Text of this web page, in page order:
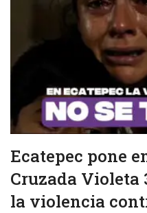
Ecatepec pone
Cruzada Violeta
la violencia